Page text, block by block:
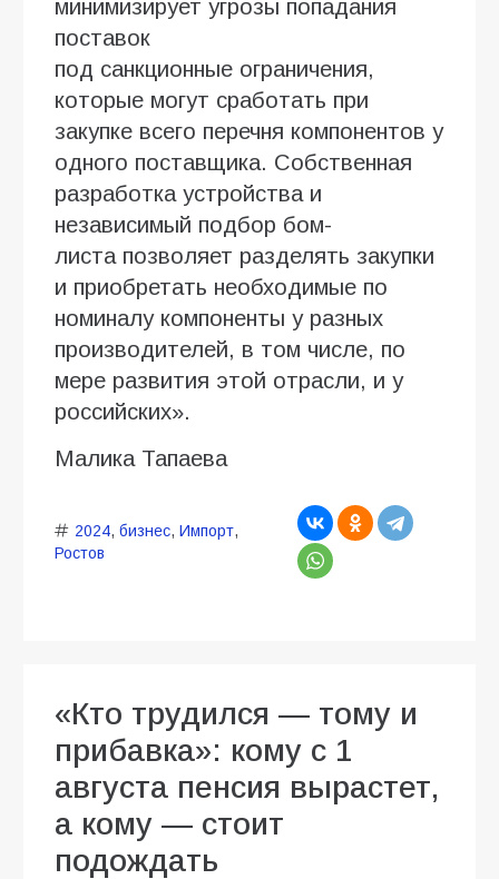
минимизирует угрозы попадания
поставок
под санкционные ограничения,
которые могут сработать при
закупке всего перечня компонентов у
одного поставщика. Собственная
разработка устройства и
независимый подбор бом-
листа позволяет разделять закупки
и приобретать необходимые по
номиналу компоненты у разных
производителей, в том числе, по
мере развития этой отрасли, и у
российских».
Малика Тапаева
2024, бизнес, Импорт,
Ростов
«Кто трудился — тому и
прибавка»: кому с 1
августа пенсия вырастет,
а кому — стоит
подождать